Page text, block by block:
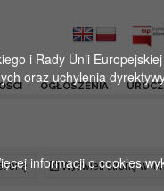
OGŁOSZENIA
Wyświetl stronę w
i Rady Unii
oraz uchylenia
informacji o cookies